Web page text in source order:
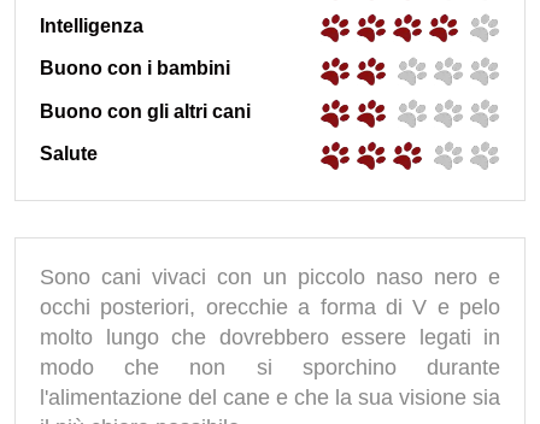
Intelligenza
Buono con i bambini
Buono con gli altri cani
Salute
Sono cani vivaci con un piccolo naso nero e
occhi posteriori, orecchie a forma di V e pelo
molto lungo che dovrebbero essere legati in
modo che non si sporchino durante
l'alimentazione del cane e che la sua visione sia